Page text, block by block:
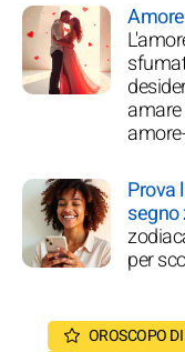
amare
Prova
segno
per
OROSCOPO